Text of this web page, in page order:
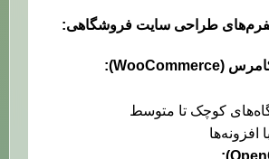
طراحی سایت فروشگاهی:
(WooCommerce):
کوچک تا متوسط
افزونه‌ها